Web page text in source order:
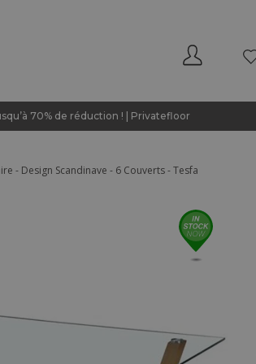
70% de réduction ! | Privatefloor
- Design Scandinave - 6 Couverts - Tesfa